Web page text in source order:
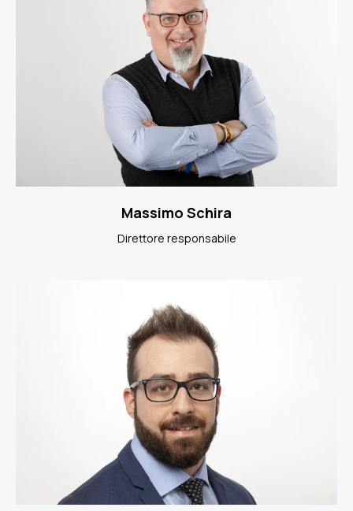
Massimo Schira
Direttore responsabile